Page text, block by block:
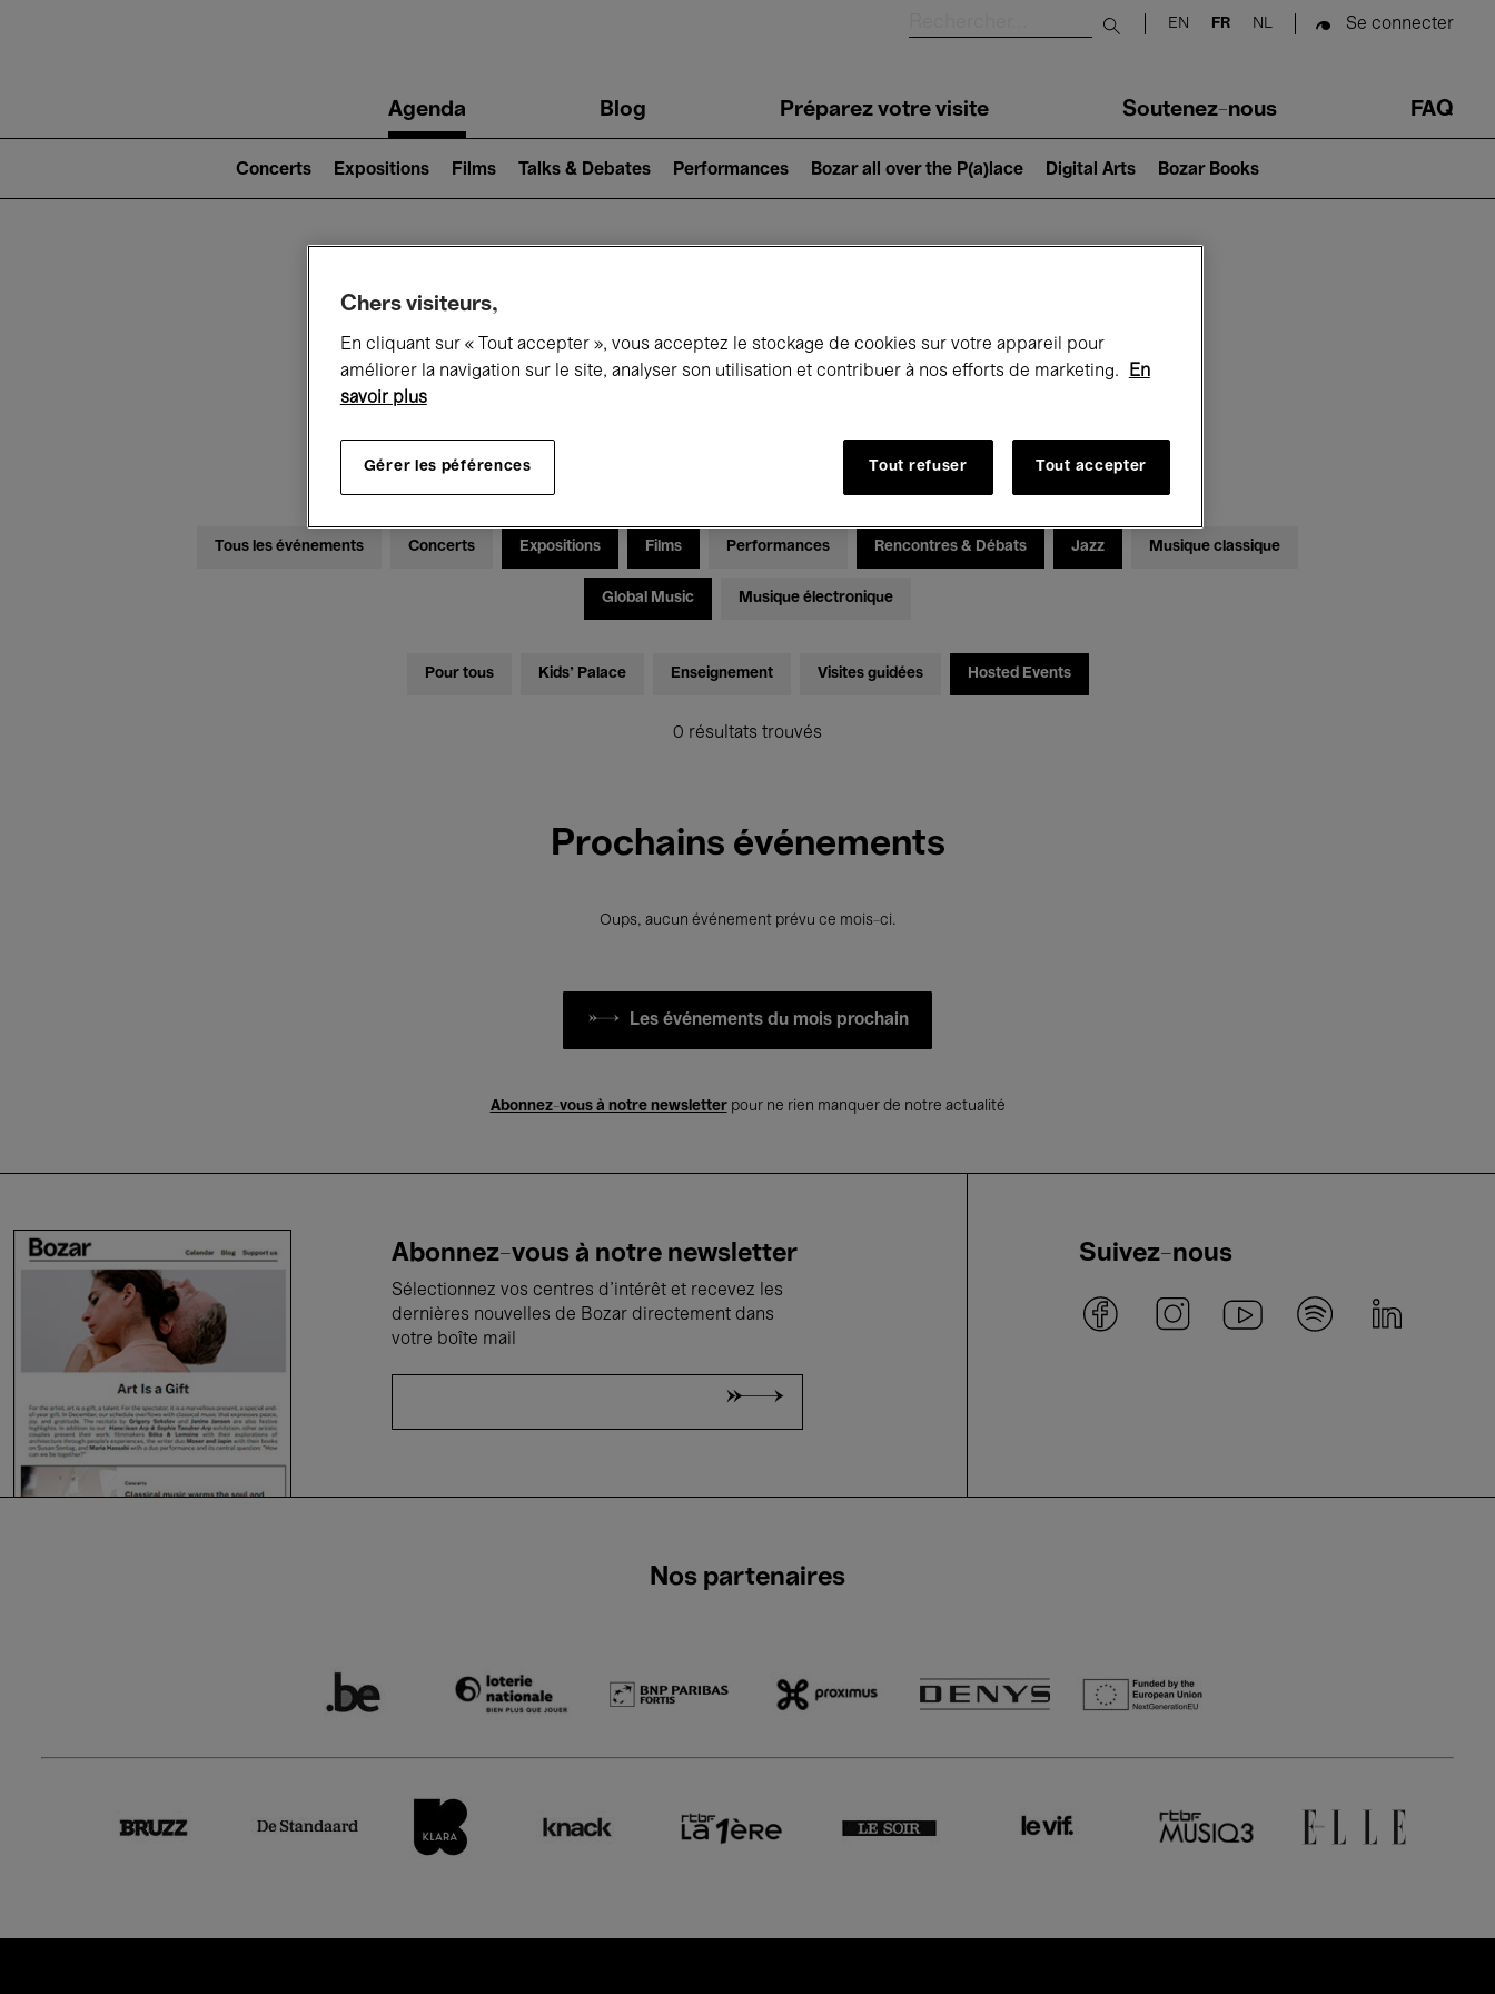
Submit search
EN FR NL Se connecter
navigationAgenda Blog Préparez votre visite Soutenez-nous FAQ
2)
Concerts Expositions Films Talks & Debates Performances Bozar all over the P(a)lace Digital Arts Bozar Books
Ce qui se passe à Bozar
Tous les événements Concerts Expositions Films Performances Rencontres & Débats Jazz Musique classique
Global Music Musique électronique
Pour tous Kids’ Palace Enseignement Visites guidées Hosted Events
0 résultats trouvés
Prochains événements
Oups, aucun événement prévu ce mois-ci.
Les événements du mois prochain
Abonnez-vous à notre newsletterpour ne rien manquer de notre actualité
Abonnez-vous à notre newsletter
Sélectionnez vos centres d'intérêt et recevez les
dernières nouvelles de Bozar directement dans
votre boîte mail
Suivez-nous
Nos partenaires
Chers visiteurs,
En cliquant sur « Tout accepter », vous acceptez le stockage de cookies sur votre appareil pour
améliorer la navigation sur le site, analyser son utilisation et contribuer à nos efforts de marketing.
En
savoir plus
Gérer les péférences Tout refuser Tout accepter